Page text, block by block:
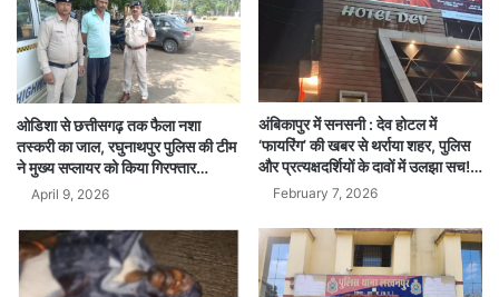
ओडिशा से छत्तीसगढ़ तक फैला नशा
तस्करी का जाल, रघुनाथपुर पुलिस की टीम
ने मुख्य सप्लायर को किया गिरफ्तार…
April 9, 2026
अंबिकापुर में सनसनी : देव होटल में
‘फायरिंग’ की खबर से थर्राया शहर, पुलिस
और प्रत्यक्षदर्शियों के दावों में उलझा सच!…
February 7, 2026